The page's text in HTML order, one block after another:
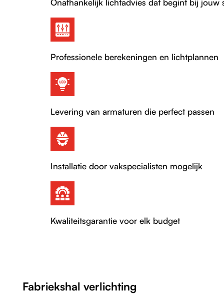
Onafhankelijk lichtadvies dat begint bij jouw
Professionele berekeningen en lichtplannen
Levering van armaturen die perfect passen
Installatie door vakspecialisten mogelijk
Kwaliteitsgarantie voor elk budget
Fabriekshal verlichting